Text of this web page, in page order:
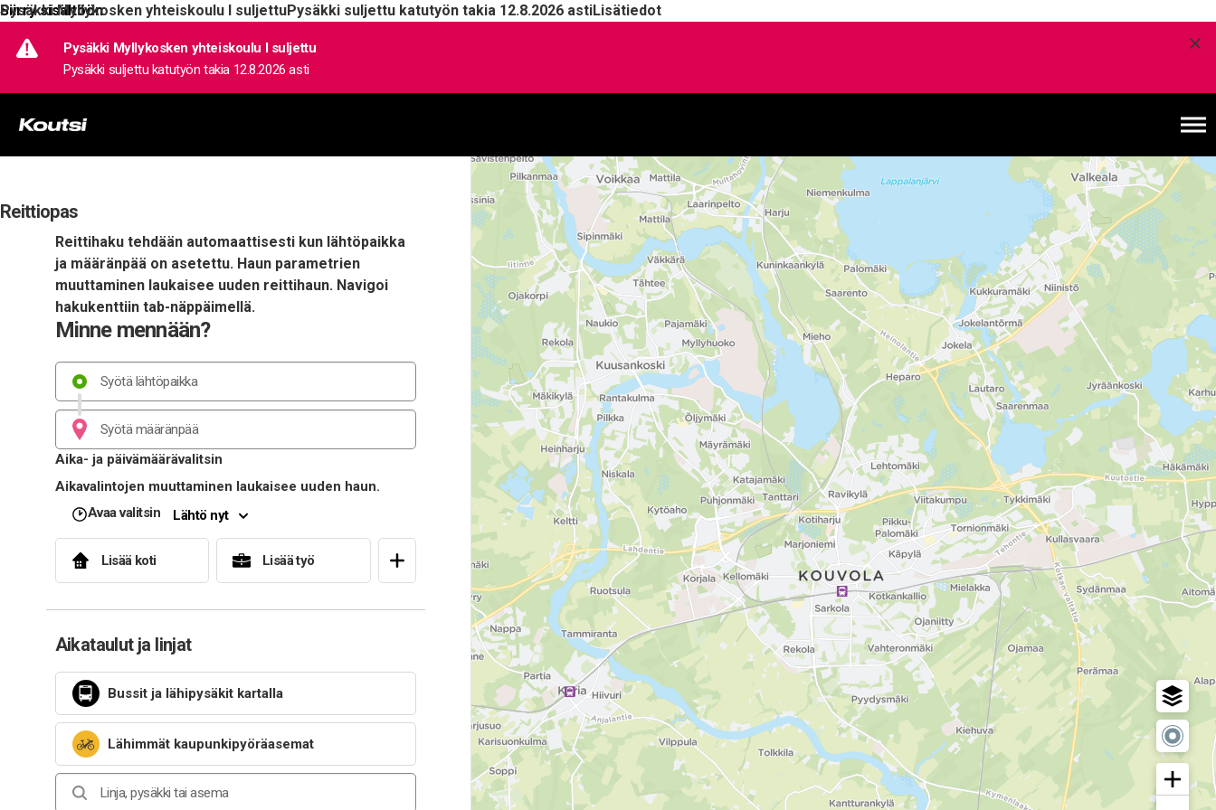
Siirry sisältöön
Pysäkki Myllykosken yhteiskoulu I suljettuPysäkki suljettu katutyön takia 12.8.2026 astiLisätiedot
Pysäkki Myllykosken yhteiskoulu I suljettu
Pysäkki suljettu katutyön takia 12.8.2026 asti
Reittiopas
Reittihaku tehdään automaattisesti kun lähtöpaikka
ja määränpää on asetettu. Haun parametrien
muuttaminen laukaisee uuden reittihaun. Navigoi
hakukenttiin tab-näppäimellä.
Minne mennään?
Aika- ja päivämäärävalitsin
Aikavalintojen muuttaminen laukaisee uuden haun.
Avaa valitsin
Lähtö nyt
Lisää koti Lisää työ
Aikataulut ja linjat
Bussit ja lähipysäkit kartalla
Lähimmät kaupunkipyöräasemat